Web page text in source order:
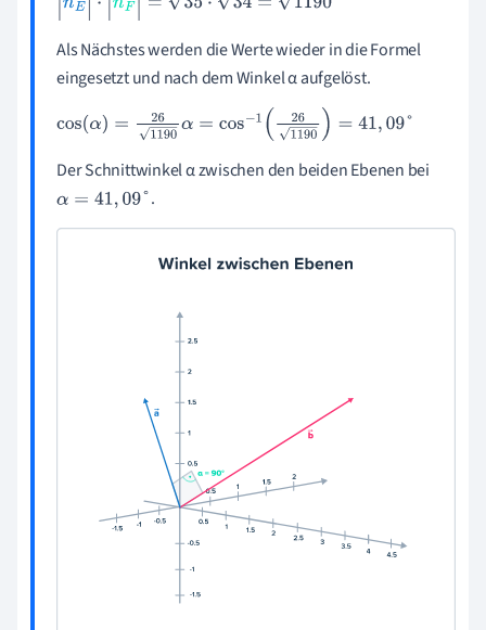
n→E· n→ F=35 34 =1190
Als Nächstes werden die Werte wieder in die Formel
eingesetzt und nach dem Winkel α aufgelöst.
cosα=261190α=cos- 1261190=41,09°
Der Schnittwinkel α zwischen den beiden Ebenen bei
α= 41 ,09° .